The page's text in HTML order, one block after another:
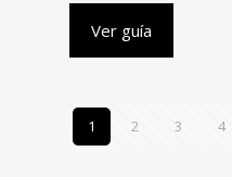
Ver guía
1 2 3 4